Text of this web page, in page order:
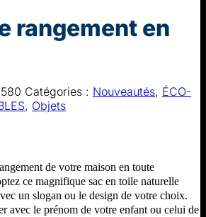
rangement en
Catégories : Nouveautés, ÉCO-
, Objets
de votre maison en toute
ce magnifique sac en toile naturelle
un slogan ou le design de votre choix.
avec le prénom de votre enfant ou celui de